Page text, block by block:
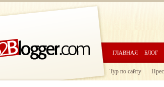
ГЛАВНАЯ БЛОГ
Тур по сайту